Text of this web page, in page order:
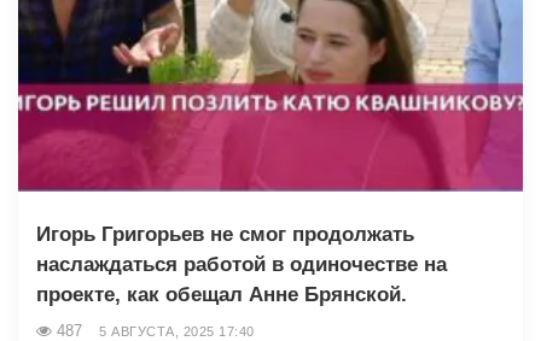
Игорь Григорьев не смог продолжать
наслаждаться работой в одиночестве на
проекте, как обещал Анне Брянской.
487 5 АВГУСТА, 2025 17:40